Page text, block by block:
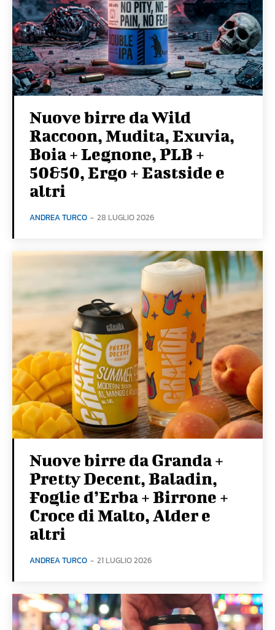
Nuove birre da Wild
Raccoon, Mudita, Exuvia,
Boia + Legnone, PLB +
50&50, Ergo + Eastside e
altri
ANDREA TURCO - 28 LUGLIO 2026
Nuove birre da Granda +
Pretty Decent, Baladin,
Foglie d’Erba + Birrone +
Croce di Malto, Alder e
altri
ANDREA TURCO - 21 LUGLIO 2026